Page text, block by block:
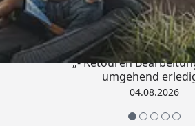
4,81/ 5
„- Retouren
umgehend
04.08.2026